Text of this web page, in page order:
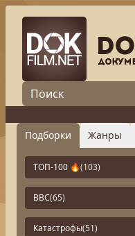
Подборки Жанры
ТОП-100 🔥(103)
BBC(65)
Катастрофы(51)